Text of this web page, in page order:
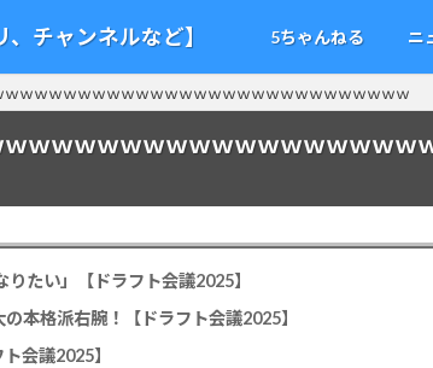
チャンネルなど】 5ちゃんねる ニ
ｗｗｗｗｗｗｗｗｗｗｗｗｗｗｗｗｗｗｗｗｗｗｗｗｗｗｗ
ｗｗｗｗｗｗｗｗｗｗｗｗｗｗｗｗｗ
たい」【ドラフト会議2025】
本格派右腕！【ドラフト会議2025】
会議2025】